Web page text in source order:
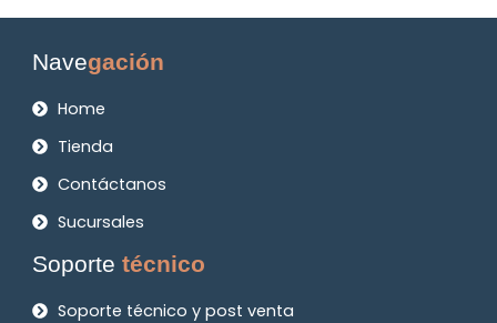
Navegación
Home
Tienda
Contáctanos
Sucursales
Soportetécnico
Soporte técnico y post venta